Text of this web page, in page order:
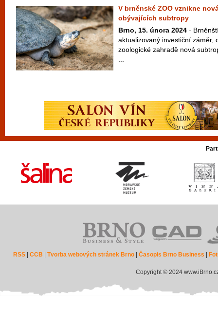
V brněnské ZOO vznikne
obývajících subtropy
Brno, 15. února 2024 -
aktualizovaný investiční záměr,
zoologické zahradě nová
RSS |CCB |Tvorba webových stránek Brno |Časopis Brno Business
Copyright © 2024